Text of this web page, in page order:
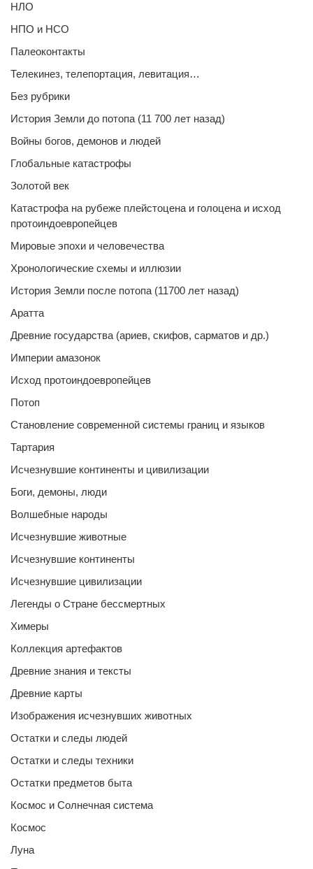
НЛО
НПО и НСО
Палеоконтакты
Телекинез, телепортация, левитация…
Без рубрики
История Земли до потопа (11 700 лет назад)
Войны богов, демонов и людей
Глобальные катастрофы
Золотой век
Катастрофа на рубеже плейстоцена и голоцена и исход
протоиндоевропейцев
Мировые эпохи и человечества
Хронологические схемы и иллюзии
История Земли после потопа (11700 лет назад)
Аратта
Древние государства (ариев, скифов, сарматов и др.)
Империи амазонок
Исход протоиндоевропейцев
Потоп
Становление современной системы границ и языков
Тартария
Исчезнувшие континенты и цивилизации
Боги, демоны, люди
Волшебные народы
Исчезнувшие животные
Исчезнувшие континенты
Исчезнувшие цивилизации
Легенды о Стране бессмертных
Химеры
Коллекция артефактов
Древние знания и тексты
Древние карты
Изображения исчезнувших животных
Остатки и следы людей
Остатки и следы техники
Остатки предметов быта
Космос и Солнечная система
Космос
Луна